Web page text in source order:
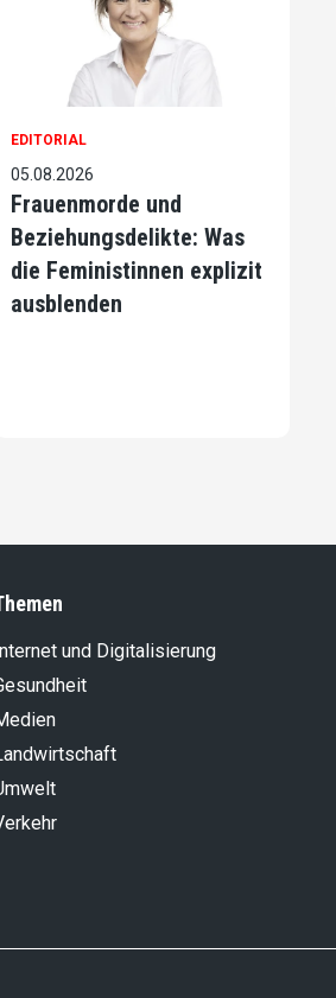
EDITORIAL
05.08.2026
Frauenmorde und
Beziehungsdelikte: Was
die Feministinnen explizit
ausblenden
Internet und Digitalisierung